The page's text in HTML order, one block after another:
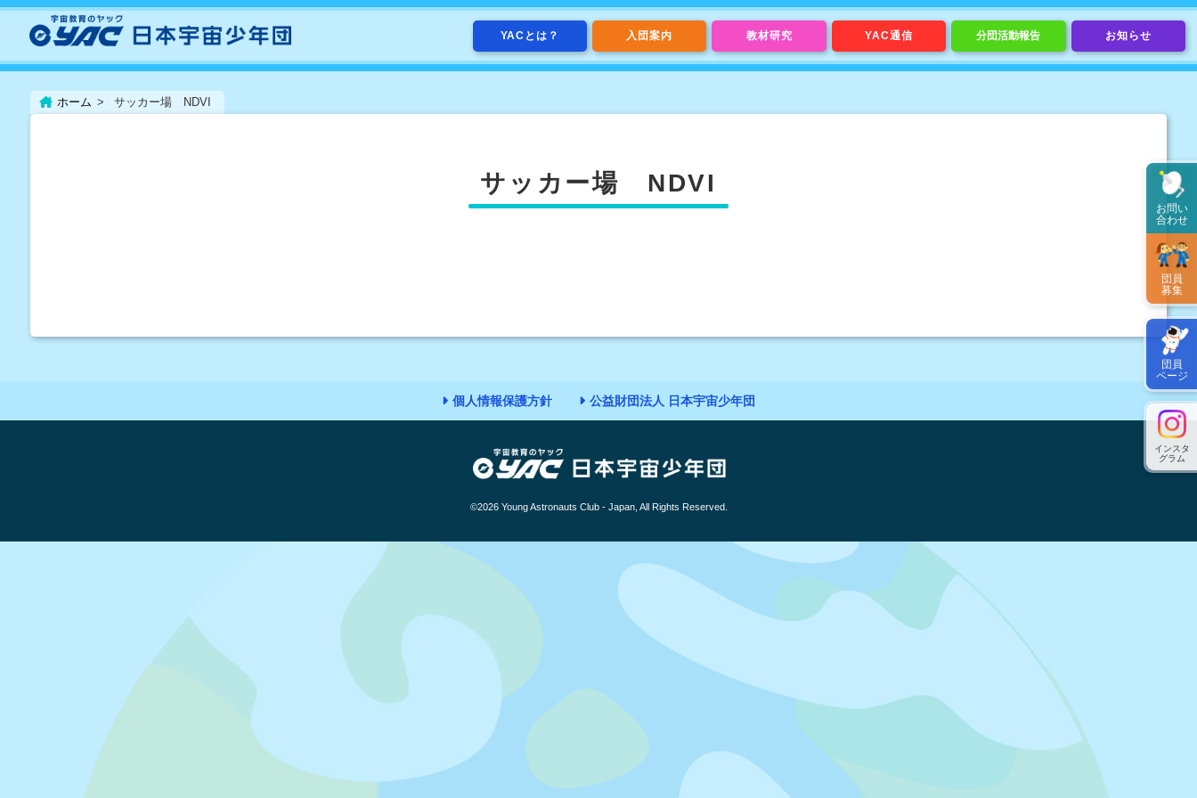
YACとは？ 入団案内 教材研究 YAC通信 分団活動報告 お知らせ
お問い
合わせ
団員
募集
団員
ページ
インスタ
グラム
ホーム サッカー場 NDVI
サッカー場 NDVI
個人情報保護方針 公益財団法人 日本宇宙少年団
©2026 Young Astronauts Club - Japan, All Rights Reserved.